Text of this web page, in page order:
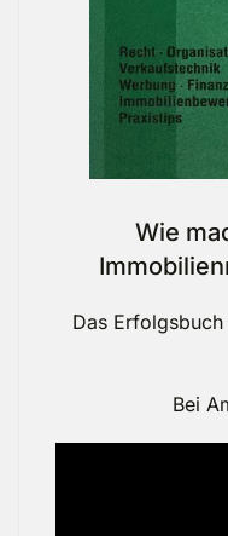
Wie
Das
Bei